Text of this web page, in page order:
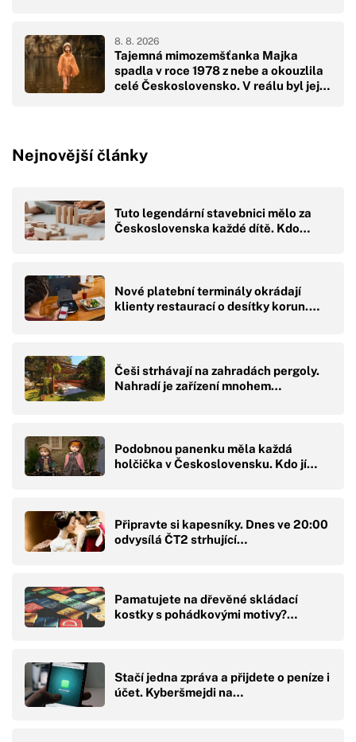
Tajemná mimozemšťanka Majka
spadla v roce 1978 z nebe a okouzlila
celé Československo. V reálu byl její
8. 8. 2026
Nejnovější články
Tuto legendární stavebnici mělo za
Československa každé dítě. Kdo…
Nové platební terminály okrádají
klienty restaurací o desítky korun.…
Češi strhávají na zahradách pergoly.
Nahradí je zařízení mnohem…
Podobnou panenku měla každá
holčička v Československu. Kdo jí…
Připravte si kapesníky. Dnes ve 20:00
odvysílá ČT2 strhující…
Pamatujete na dřevěné skládací
kostky s pohádkovými motivy?…
Stačí jedna zpráva a přijdete o peníze i
účet. Kyberšmejdi na…